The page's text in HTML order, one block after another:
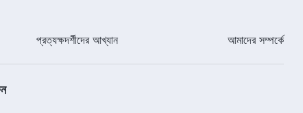
প্রত্যক্ষদর্শীদের আখ্যান আমাদের সম্পর্কে